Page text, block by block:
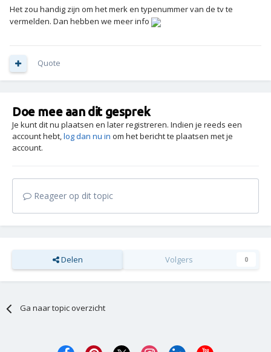
Het zou handig zijn om het merk en typenummer van de tv te
vermelden. Dan hebben we meer info
Quote
Doe mee aan dit gesprek
Je kunt dit nu plaatsen en later registreren. Indien je reeds een
account hebt,log dan nu in om het bericht te plaatsen met je
account.
Reageer op dit topic
Delen Volgers 0
Ga naar topic overzicht